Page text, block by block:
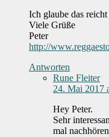
Ich glaube das
Viele Grüße
Peter
http://
Antworten
Rune Fleiter
24. Mai 2017
Hey Peter.
Sehr
mal